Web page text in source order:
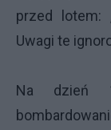
przed lotem:
Uwagi te
Na dzień